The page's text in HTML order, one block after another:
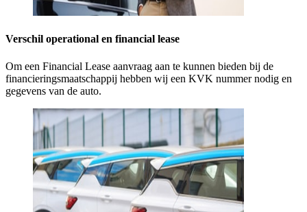
Verschil operational en financial lease
Om een Financial Lease aanvraag aan te kunnen bieden bij de
financieringsmaatschappij hebben wij een KVK nummer nodig en
gegevens van de auto.